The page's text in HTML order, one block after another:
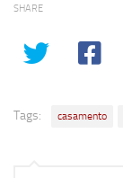
SHARE
Tags: casamento